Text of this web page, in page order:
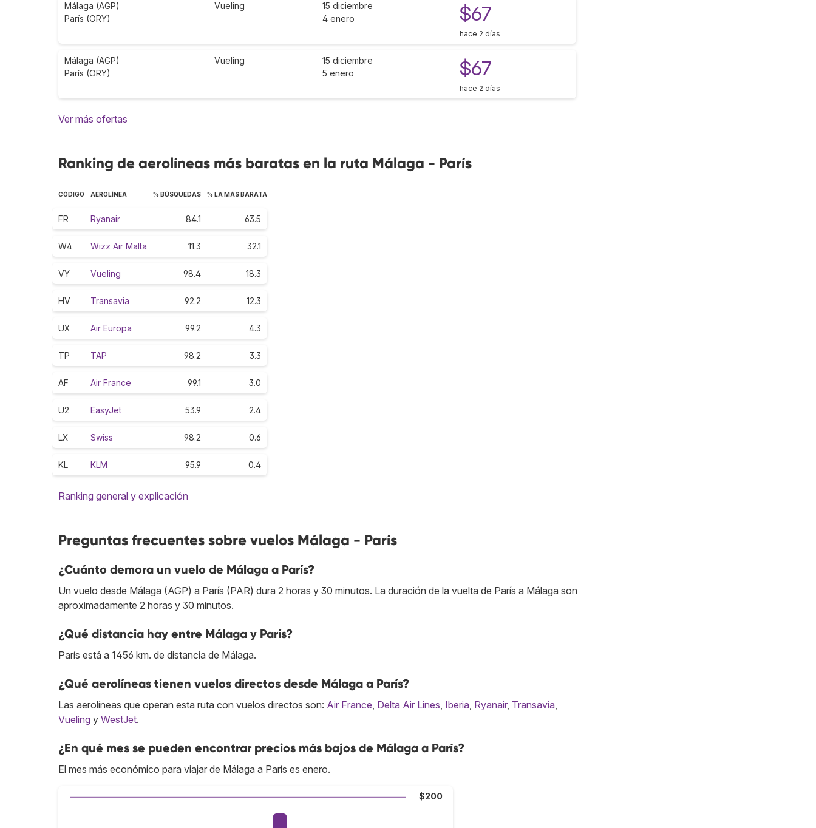
Málaga (AGP)
París (ORY)
Vueling
15 diciembre
4 enero
$67
hace 2 días
Málaga (AGP)
París (ORY)
Vueling
15 diciembre
5 enero
$67
hace 2 días
Ver más ofertas
Ranking de aerolíneas más baratas en la ruta Málaga - París
CÓDIGO AEROLÍNEA % BÚSQUEDAS % LA MÁS BARATA
FR Ryanair 84.1 63.5
W4 Wizz Air Malta 11.3 32.1
VY Vueling 98.4 18.3
HV Transavia 92.2 12.3
UX Air Europa 99.2 4.3
TP TAP 98.2 3.3
AF Air France 99.1 3.0
U2 EasyJet 53.9 2.4
LX Swiss 98.2 0.6
KL KLM 95.9 0.4
Ranking general y explicación
Preguntas frecuentes sobre vuelos Málaga - París
¿Cuánto demora un vuelo de Málaga a París?
Un vuelo desde Málaga (AGP) a París (PAR) dura 2 horas y 30 minutos. La duración de la vuelta de París a Málaga son
aproximadamente 2 horas y 30 minutos.
¿Qué distancia hay entre Málaga y París?
París está a 1456 km. de distancia de Málaga.
¿Qué aerolíneas tienen vuelos directos desde Málaga a París?
Las aerolíneas que operan esta ruta con vuelos directos son: Air France, Delta Air Lines, Iberia, Ryanair, Transavia,
Vueling y WestJet.
¿En qué mes se pueden encontrar precios más bajos de Málaga a París?
El mes más económico para viajar de Málaga a París es enero.
$200